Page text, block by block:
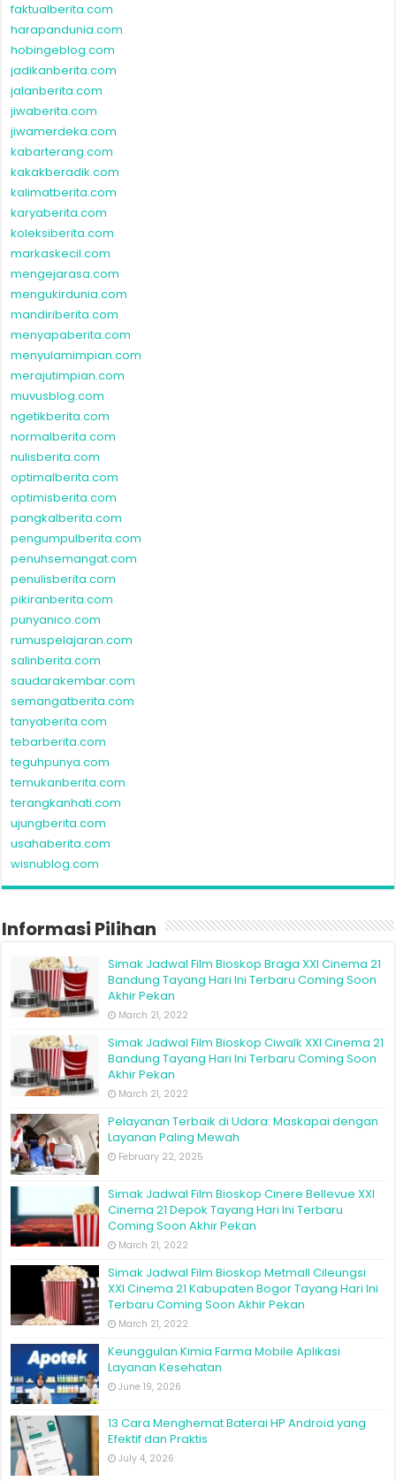
faktualberita.com
harapandunia.com
hobingeblog.com
jadikanberita.com
jalanberita.com
jiwaberita.com
jiwamerdeka.com
kabarterang.com
kakakberadik.com
kalimatberita.com
karyaberita.com
koleksiberita.com
markaskecil.com
mengejarasa.com
mengukirdunia.com
mandiriberita.com
menyapaberita.com
menyulamimpian.com
merajutimpian.com
muvusblog.com
ngetikberita.com
normalberita.com
nulisberita.com
optimalberita.com
optimisberita.com
pangkalberita.com
pengumpulberita.com
penuhsemangat.com
penulisberita.com
pikiranberita.com
punyanico.com
rumuspelajaran.com
salinberita.com
saudarakembar.com
semangatberita.com
tanyaberita.com
tebarberita.com
teguhpunya.com
temukanberita.com
terangkanhati.com
ujungberita.com
usahaberita.com
wisnublog.com
Informasi Pilihan
Simak Jadwal Film Bioskop Braga XXI Cinema 21
Bandung Tayang Hari Ini Terbaru Coming Soon
Akhir Pekan
March 21, 2022
Simak Jadwal Film Bioskop Ciwalk XXI Cinema 21
Bandung Tayang Hari Ini Terbaru Coming Soon
Akhir Pekan
March 21, 2022
Pelayanan Terbaik di Udara: Maskapai dengan
Layanan Paling Mewah
February 22, 2025
Simak Jadwal Film Bioskop Cinere Bellevue XXI
Cinema 21 Depok Tayang Hari Ini Terbaru
Coming Soon Akhir Pekan
March 21, 2022
Simak Jadwal Film Bioskop Metmall Cileungsi
XXI Cinema 21 Kabupaten Bogor Tayang Hari Ini
Terbaru Coming Soon Akhir Pekan
March 21, 2022
Keunggulan Kimia Farma Mobile Aplikasi
Layanan Kesehatan
June 19, 2026
13 Cara Menghemat Baterai HP Android yang
Efektif dan Praktis
July 4, 2026